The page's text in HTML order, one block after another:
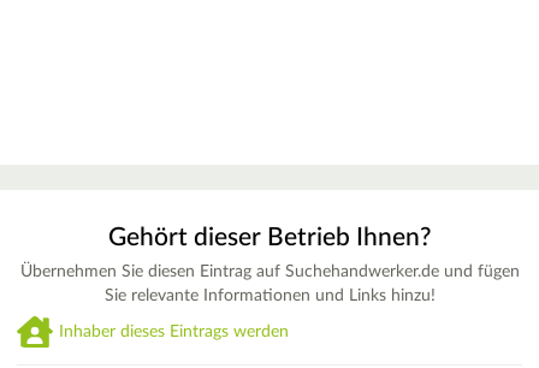
Gehört dieser Betrieb Ihnen?
Übernehmen Sie diesen Eintrag auf Suchehandwerker.de und fügen
Sie relevante Informationen und Links hinzu!
Inhaber dieses Eintrags werden